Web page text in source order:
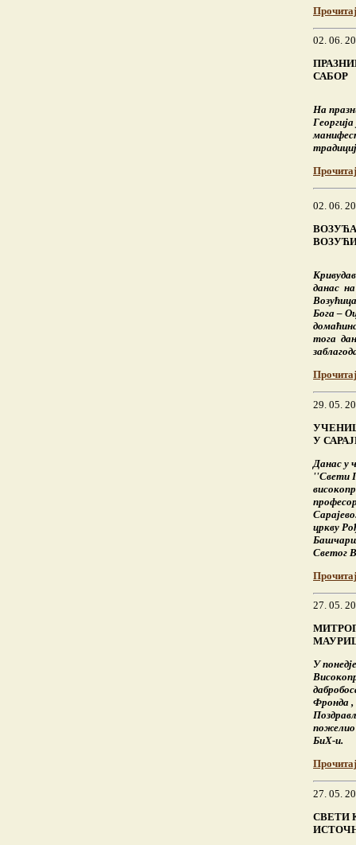
02. 06.
САБОР
На
02. 06.
данас
Бога –
тога
29. 05.
У
Данас у
''Свети
цркву
Светог
27. 05.
У
Фронда ,
пожелио
БиХ-и.
27. 05.
СВЕТИ